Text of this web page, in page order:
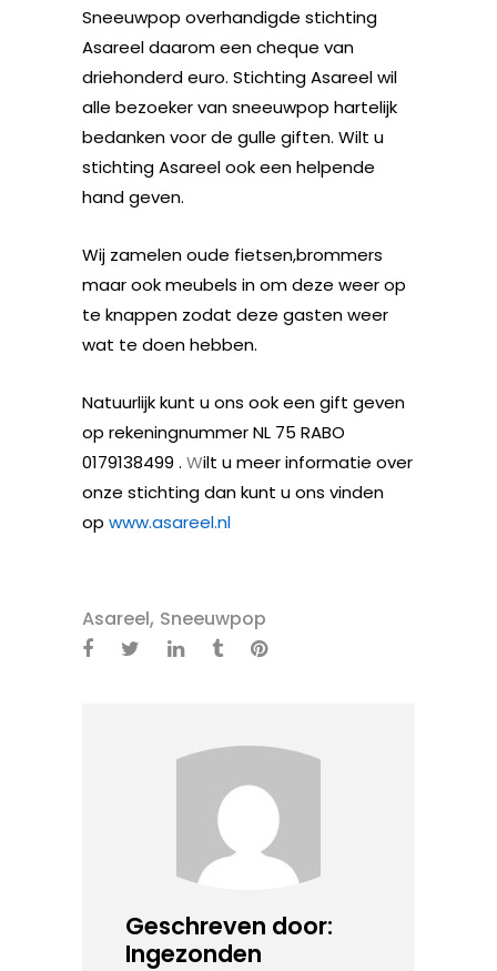
Sneeuwpop overhandigde stichting
Asareel daarom een cheque van
driehonderd euro. Stichting Asareel wil
alle bezoeker van sneeuwpop hartelijk
bedanken voor de gulle giften. Wilt u
stichting Asareel ook een helpende
hand geven.
Wij zamelen oude fietsen,brommers
maar ook meubels in om deze weer op
te knappen zodat deze gasten weer
wat te doen hebben.
Natuurlijk kunt u ons ook een gift geven
op rekeningnummerNL 75 RABO
0179138499 . Wilt u meer informatie over
onze stichting dankunt u ons vinden
op www.asareel.nl
Asareel, Sneeuwpop
Geschreven door:
Ingezonden